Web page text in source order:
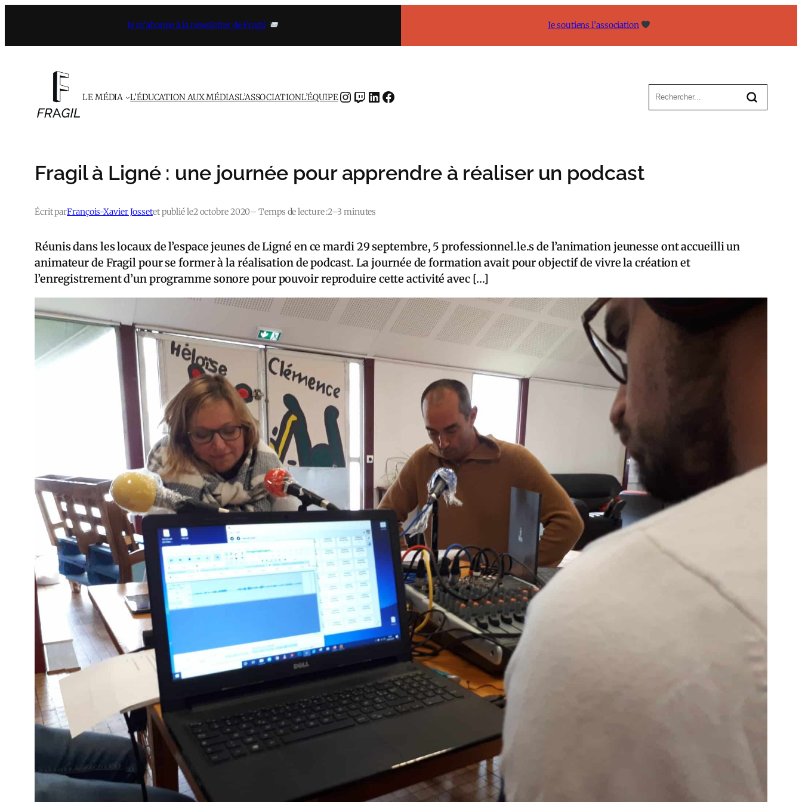
contenu
Je m’abonne à la newsletter de Fragil Je soutiens l’association
LE MÉDIA L’ÉDUCATION AUX MÉDIASL’ASSOCIATIONL’ÉQUIPEINSTAGRAMTWITCH LINKEDIN FACEBOOK
Fragil à Ligné : une journée pour apprendre à réaliser un podcast
Écrit parFrançois-Xavier Jossetet publié le2 octobre 2020– Temps de lecture :2–3 minutes
Réunis dans les locaux de l’espace jeunes de Ligné en ce mardi 29 septembre, 5 professionnel.le.s de l’animation jeunesse ont accueilli un
animateur de Fragil pour se former à la réalisation de podcast. La journée de formation avait pour objectif de vivre la création et
l’enregistrement d’un programme sonore pour pouvoir reproduire cette activité avec […]